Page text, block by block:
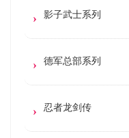
影子武士系列
德军总部系列
忍者龙剑传